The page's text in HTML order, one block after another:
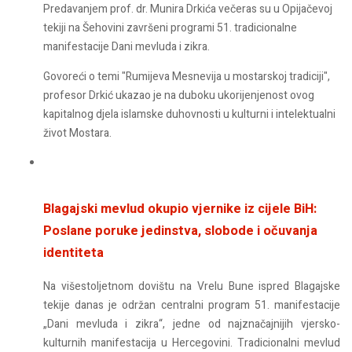
Predavanjem prof. dr. Munira Drkića večeras su u Opijačevoj
tekiji na Šehovini završeni programi 51. tradicionalne
manifestacije Dani mevluda i zikra.
Govoreći o temi "Rumijeva Mesnevija u mostarskoj tradiciji",
profesor Drkić ukazao je na duboku ukorijenjenost ovog
kapitalnog djela islamske duhovnosti u kulturni i intelektualni
život Mostara.
Blagajski mevlud okupio vjernike iz cijele BiH:
Poslane poruke jedinstva, slobode i očuvanja
identiteta
Na višestoljetnom dovištu na Vrelu Bune ispred Blagajske
tekije danas je održan centralni program 51. manifestacije
„Dani mevluda i zikra“, jedne od najznačajnijih vjersko-
kulturnih manifestacija u Hercegovini. Tradicionalni mevlud